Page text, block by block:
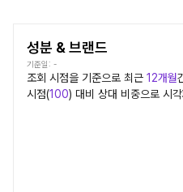
성분 & 브랜드
기준일: -
조회 시점을 기준으로 최근 12개월
시점(100) 대비 상대 비중으로 시